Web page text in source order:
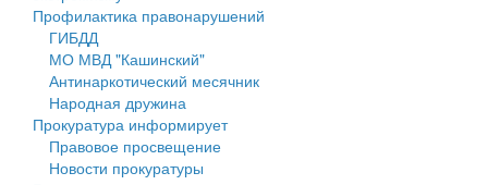
Нормативы градостроительного проектирования
Правила землепользования и застройки
Генеральные планы
Проекты планировки территории
Профилактика правонарушений
ГИБДД
МО МВД "Кашинский"
Антинаркотический месячник
Народная дружина
Прокуратура информирует
Правовое просвещение
Новости прокуратуры